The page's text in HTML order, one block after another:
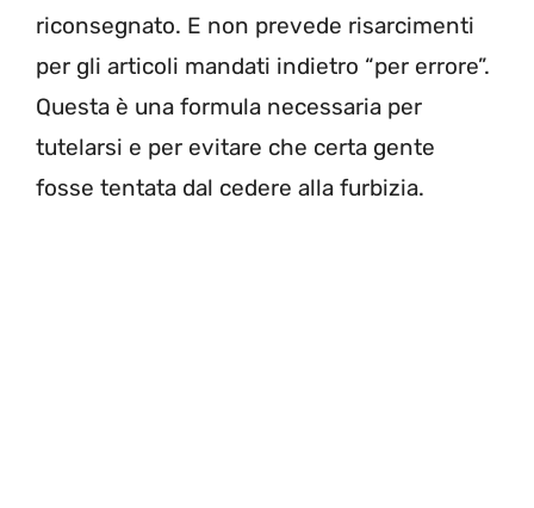
riconsegnato. E non prevede risarcimenti
per gli articoli mandati indietro “per errore”.
Questa è una formula necessaria per
tutelarsi e per evitare che certa gente
fosse tentata dal cedere alla furbizia.